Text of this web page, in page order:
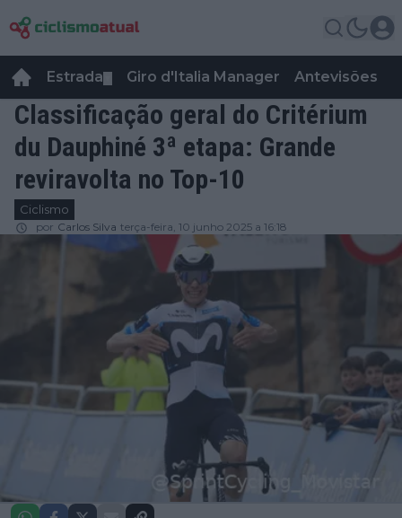
Estrada Giro d'Italia Manager Antevisões
Classificação geral do Critérium
du Dauphiné 3ª etapa: Grande
reviravolta no Top-10
Ciclismo
por Carlos Silva terça-feira, 10 junho 2025 a 16:18